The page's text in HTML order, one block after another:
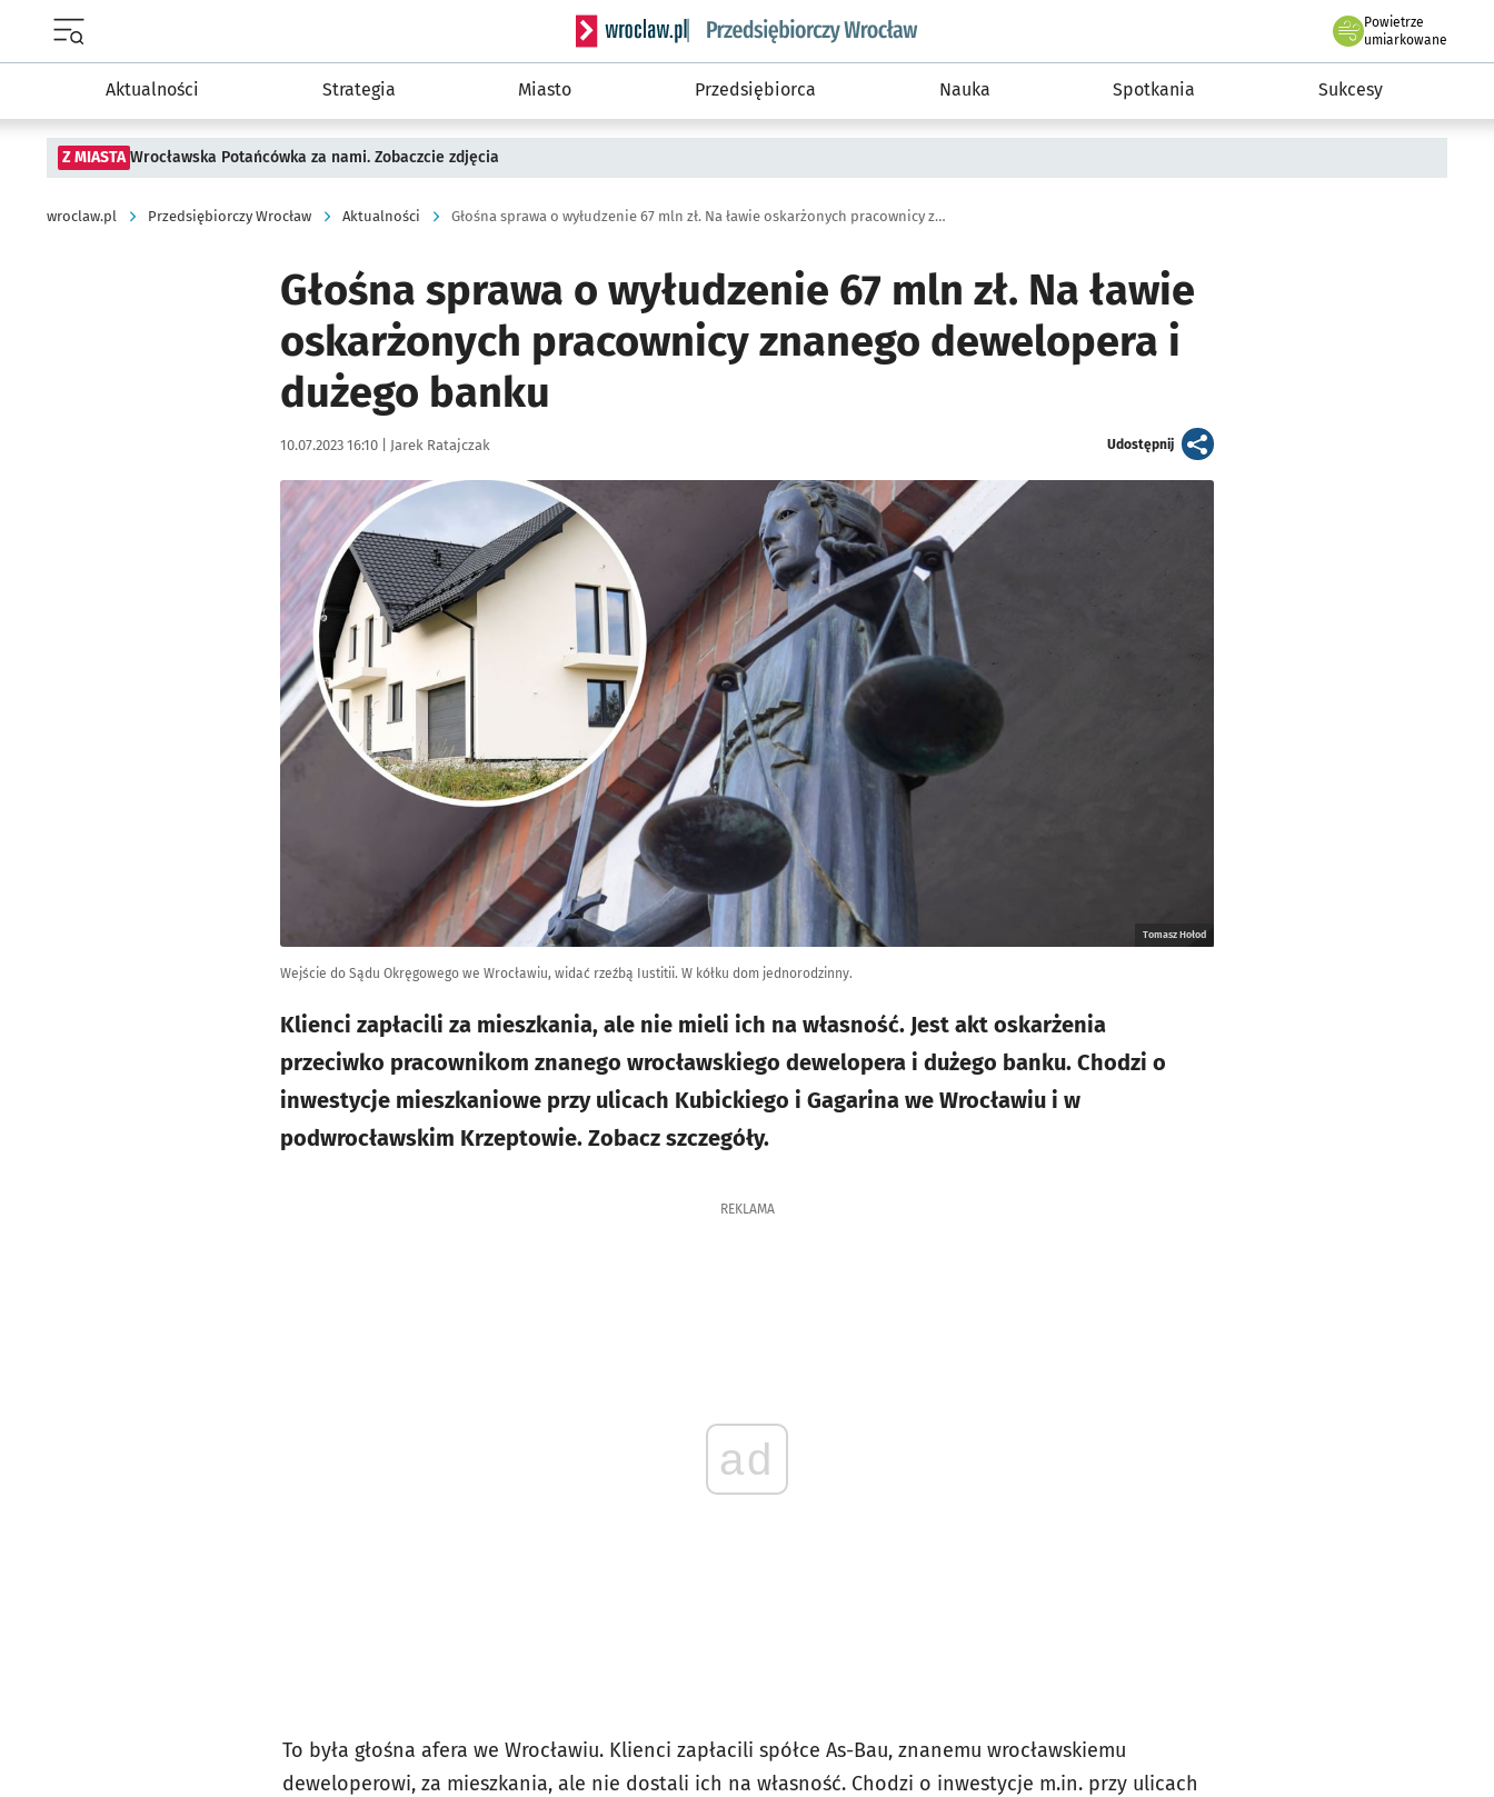
Serwis informacyjny wroclaw.pl podserwis: Strategia rozwoju przedsiębiorczości miasta Wrocławia
Powietrze
we Wrocławiu
umiarkowane
Aktualności Strategia Miasto Przedsiębiorca Nauka Spotkania Sukcesy
Z MIASTA Wrocławska Potańcówka za nami. Zobaczcie zdjęcia
wroclaw.pl Przedsiębiorczy Wrocław Aktualności Głośna sprawa o wyłudzenie 67 mln zł. Na ławie oskarżonych pracownicy znanego dewelopera i dużego banku
Głośna sprawa o wyłudzenie 67 mln zł. Na ławie
oskarżonych pracownicy znanego dewelopera i
dużego banku
Data publikacji:
10.07.2023 16:10 | Autor:
Jarek Ratajczak Udostępnijartykuł
Kliknij, aby powiększyć
Tomasz Hołod
Wejście do Sądu Okręgowego we Wrocławiu, widać rzeźbą Iustitii. W kółku dom jednorodzinny.
Klienci zapłacili za mieszkania, ale nie mieli ich na własność. Jest akt oskarżenia
przeciwko pracownikom znanego wrocławskiego dewelopera i dużego banku. Chodzi o
inwestycje mieszkaniowe przy ulicach Kubickiego i Gagarina we Wrocławiu i w
podwrocławskim Krzeptowie. Zobacz szczegóły.
REKLAMA
ad
To była głośna afera we Wrocławiu. Klienci zapłacili spółce As-Bau, znanemu wrocławskiemu
deweloperowi, za mieszkania, ale nie dostali ich na własność. Chodzi o inwestycje m.in. przy ulicach